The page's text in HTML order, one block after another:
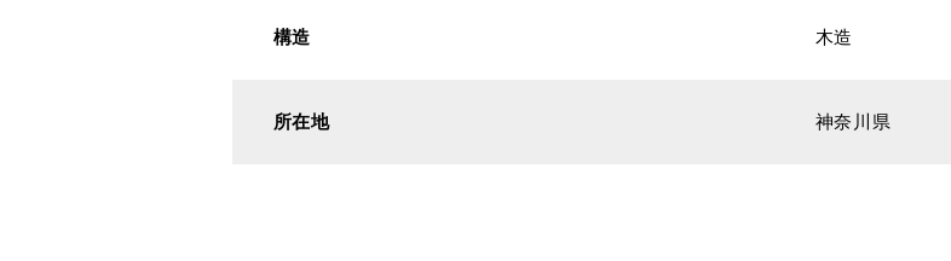
構造 木造
所在地 神奈川県